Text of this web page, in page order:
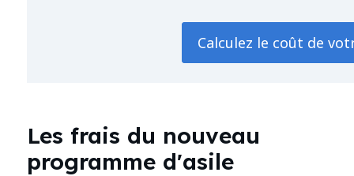
Calculez le coût de
Les frais du nouveau
programme d'asile